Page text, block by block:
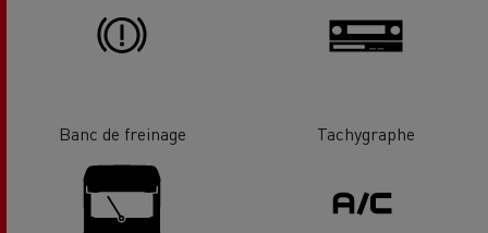
Banc de freinage Tachygraphe